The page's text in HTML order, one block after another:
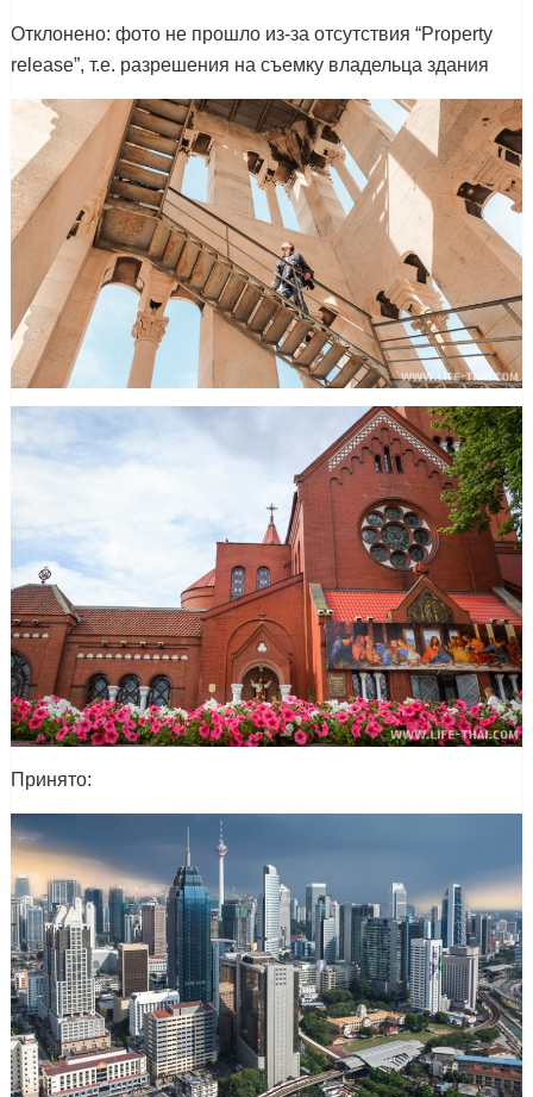
Отклонено: фото не прошло из-за отсутствия “Property
release”, т.е. разрешения на съемку владельца здания
Принято: